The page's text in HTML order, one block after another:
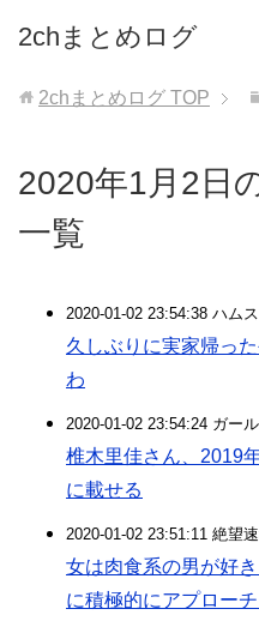
2chまとめログ
2chまとめログ TOP
2020年1月2日
一覧
2020-01-02 23:54:38 ハム
久しぶりに実家帰っ
わ
2020-01-02 23:54:24 ガー
椎木里佳さん、2019
に載せる
2020-01-02 23:51:11 絶望
女は肉食系の男が好
に積極的にアプロー